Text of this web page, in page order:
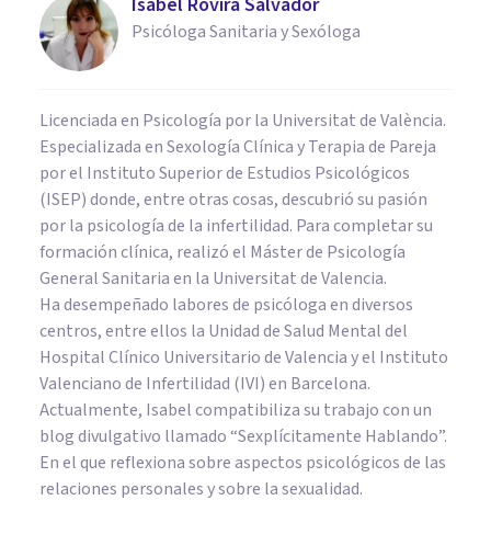
Psicóloga Sanitaria y Sexóloga
Licenciada en Psicología por la Universitat de València.
Especializada en Sexología Clínica y Terapia de Pareja
por el Instituto Superior de Estudios Psicológicos
(ISEP) donde, entre otras cosas, descubrió su pasión
por la psicología de la infertilidad. Para completar su
formación clínica, realizó el Máster de Psicología
General Sanitaria en la Universitat de Valencia.
Ha desempeñado labores de psicóloga en diversos
centros, entre ellos la Unidad de Salud Mental del
Hospital Clínico Universitario de Valencia y el Instituto
Valenciano de Infertilidad (IVI) en Barcelona.
Actualmente, Isabel compatibiliza su trabajo con un
blog divulgativo llamado “Sexplícitamente Hablando”.
En el que reflexiona sobre aspectos psicológicos de las
relaciones personales y sobre la sexualidad.